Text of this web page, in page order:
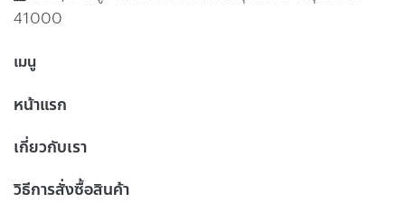
41000
เมนู
หน้าแรก
เกี่ยวกับเรา
วิธีการสั่งซื้อสินค้า